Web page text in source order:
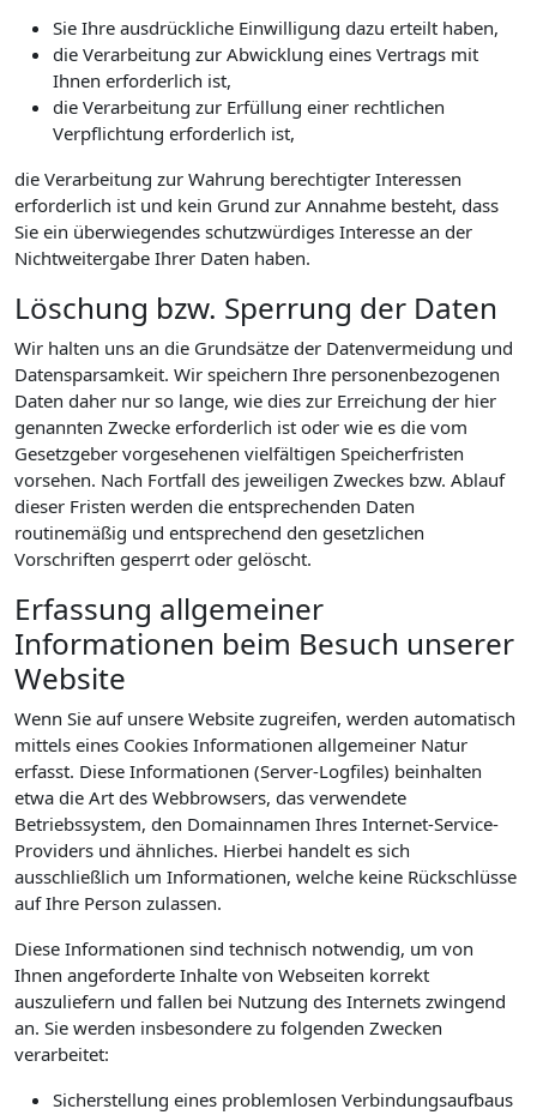
Sie Ihre ausdrückliche Einwilligung dazu erteilt haben,
die Verarbeitung zur Abwicklung eines Vertrags mit
Ihnen erforderlich ist,
die Verarbeitung zur Erfüllung einer rechtlichen
Verpflichtung erforderlich ist,
die Verarbeitung zur Wahrung berechtigter Interessen
erforderlich ist und kein Grund zur Annahme besteht, dass
Sie ein überwiegendes schutzwürdiges Interesse an der
Nichtweitergabe Ihrer Daten haben.
Löschung bzw. Sperrung der Daten
Wir halten uns an die Grundsätze der Datenvermeidung und
Datensparsamkeit. Wir speichern Ihre personenbezogenen
Daten daher nur so lange, wie dies zur Erreichung der hier
genannten Zwecke erforderlich ist oder wie es die vom
Gesetzgeber vorgesehenen vielfältigen Speicherfristen
vorsehen. Nach Fortfall des jeweiligen Zweckes bzw. Ablauf
dieser Fristen werden die entsprechenden Daten
routinemäßig und entsprechend den gesetzlichen
Vorschriften gesperrt oder gelöscht.
Erfassung allgemeiner
Informationen beim Besuch unserer
Website
Wenn Sie auf unsere Website zugreifen, werden automatisch
mittels eines Cookies Informationen allgemeiner Natur
erfasst. Diese Informationen (Server-Logfiles) beinhalten
etwa die Art des Webbrowsers, das verwendete
Betriebssystem, den Domainnamen Ihres Internet-Service-
Providers und ähnliches. Hierbei handelt es sich
ausschließlich um Informationen, welche keine Rückschlüsse
auf Ihre Person zulassen.
Diese Informationen sind technisch notwendig, um von
Ihnen angeforderte Inhalte von Webseiten korrekt
auszuliefern und fallen bei Nutzung des Internets zwingend
an. Sie werden insbesondere zu folgenden Zwecken
verarbeitet:
Sicherstellung eines problemlosen Verbindungsaufbaus